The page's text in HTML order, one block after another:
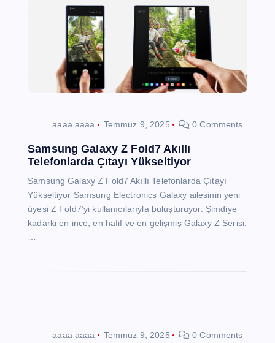
aaaa aaaa Temmuz 9, 2025 0 Comments
Samsung Galaxy Z Fold7 Akıllı
Telefonlarda Çıtayı Yükseltiyor
Samsung Galaxy Z Fold7 Akıllı Telefonlarda Çıtayı
Yükseltiyor Samsung Electronics Galaxy ailesinin yeni
üyesi Z Fold7’yi kullanıcılarıyla buluşturuyor. Şimdiye
kadarki en ince, en hafif ve en gelişmiş Galaxy Z Serisi,
aaaa aaaa Temmuz 9, 2025 0 Comments